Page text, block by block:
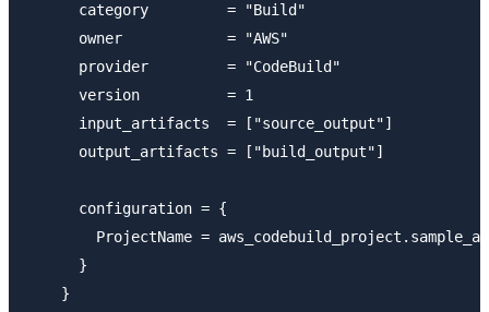
      category         = "Build"
      owner            = "AWS"
      provider         = "CodeBuild"
      version          = 1
      input_artifacts  = ["source_output"]
      output_artifacts = ["build_output"]
      configuration = {
ProjectName =
      }
    }